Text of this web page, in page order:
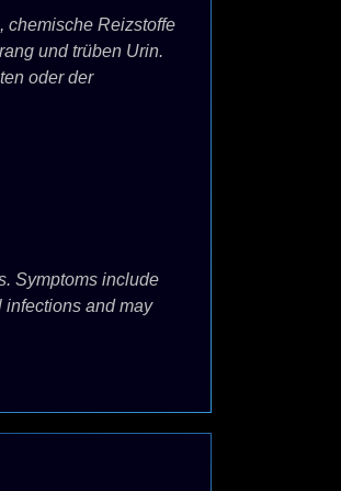
chemische Reizstoffe
und trüben Urin.
oder der
Symptoms include
infections and may